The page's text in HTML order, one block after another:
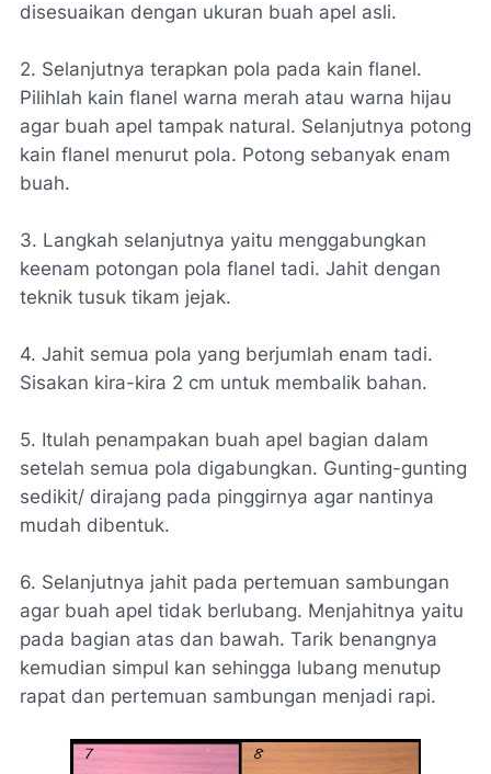
disesuaikan dengan ukuran buah apel asli.
2. Selanjutnya terapkan pola pada kain flanel.
Pilihlah kain flanel warna merah atau warna hijau
agar buah apel tampak natural. Selanjutnya potong
kain flanel menurut pola. Potong sebanyak enam
buah.
3. Langkah selanjutnya yaitu menggabungkan
keenam potongan pola flanel tadi. Jahit dengan
teknik tusuk tikam jejak.
4. Jahit semua pola yang berjumlah enam tadi.
Sisakan kira-kira 2 cm untuk membalik bahan.
5. Itulah penampakan buah apel bagian dalam
setelah semua pola digabungkan. Gunting-gunting
sedikit/ dirajang pada pinggirnya agar nantinya
mudah dibentuk.
6. Selanjutnya jahit pada pertemuan sambungan
agar buah apel tidak berlubang. Menjahitnya yaitu
pada bagian atas dan bawah. Tarik benangnya
kemudian simpul kan sehingga lubang menutup
rapat dan pertemuan sambungan menjadi rapi.